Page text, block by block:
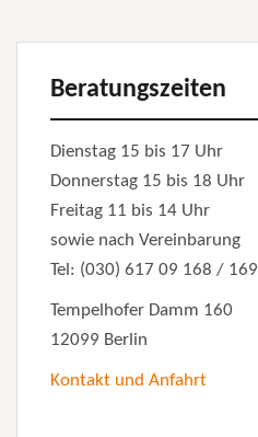
Beratungszeiten
Dienstag 15 bis 17 Uhr
Donnerstag 15 bis 18 Uhr
Freitag 11 bis 14 Uhr
sowie nach Vereinbarung
Tel: (030) 617 09 168 / 169
Tempelhofer Damm 160
12099 Berlin
Kontakt und Anfahrt